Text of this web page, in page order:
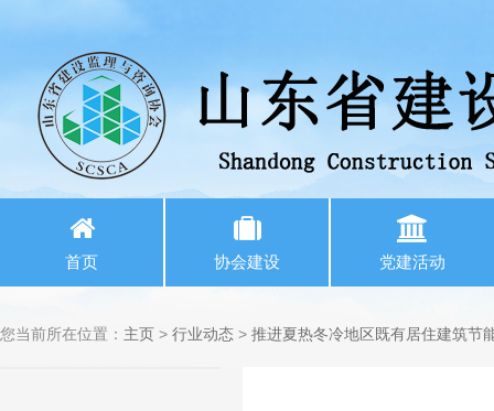
首页 协会建设 党建活动
您当前所在位置： 主页 > 行业动态 > 推进夏热冬冷地区既有居住建筑节